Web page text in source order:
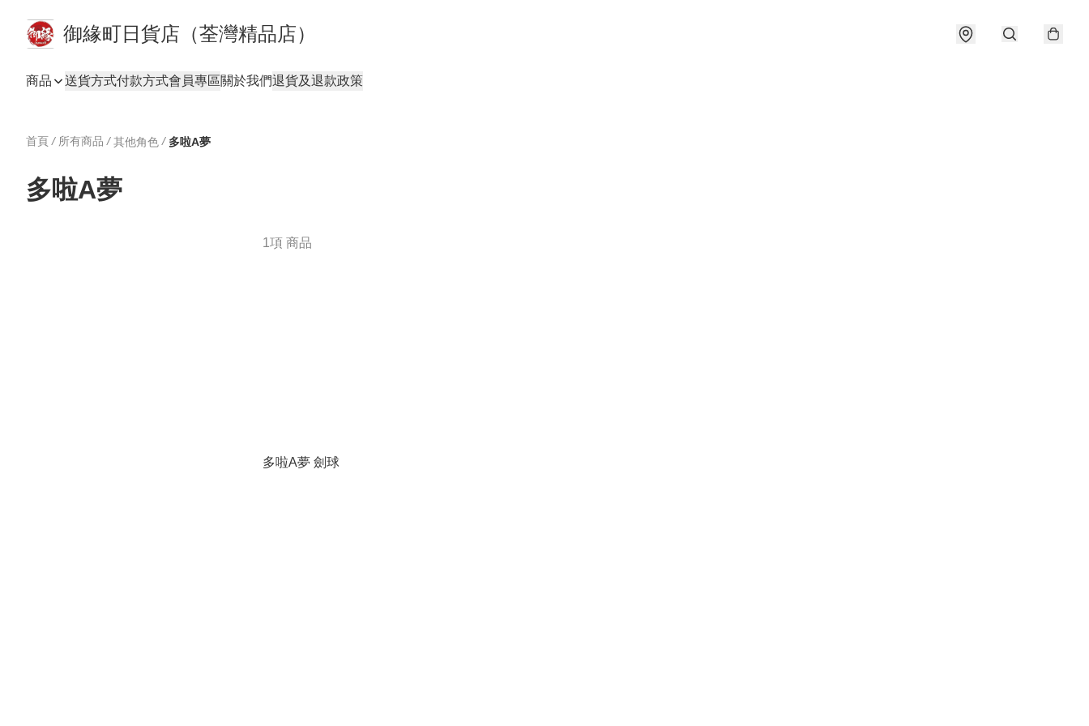
御緣町日貨店（荃灣精品店）
商品 送貨方式付款方式會員專區關於我們退貨及退款政策
首頁 / 所有商品 / 其他角色 / 多啦A夢
多啦A夢
1項 商品
多啦A夢 劍球